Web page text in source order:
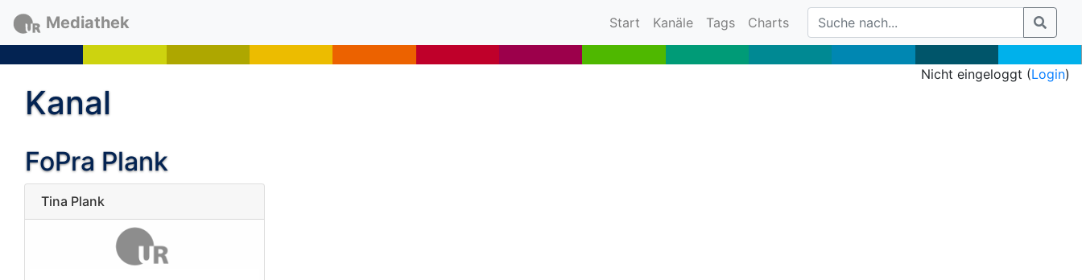
Mediathek Start (current)
Kanäle Tags Charts
Nicht eingeloggt (Login)
Kanal
FoPra Plank
Tina Plank